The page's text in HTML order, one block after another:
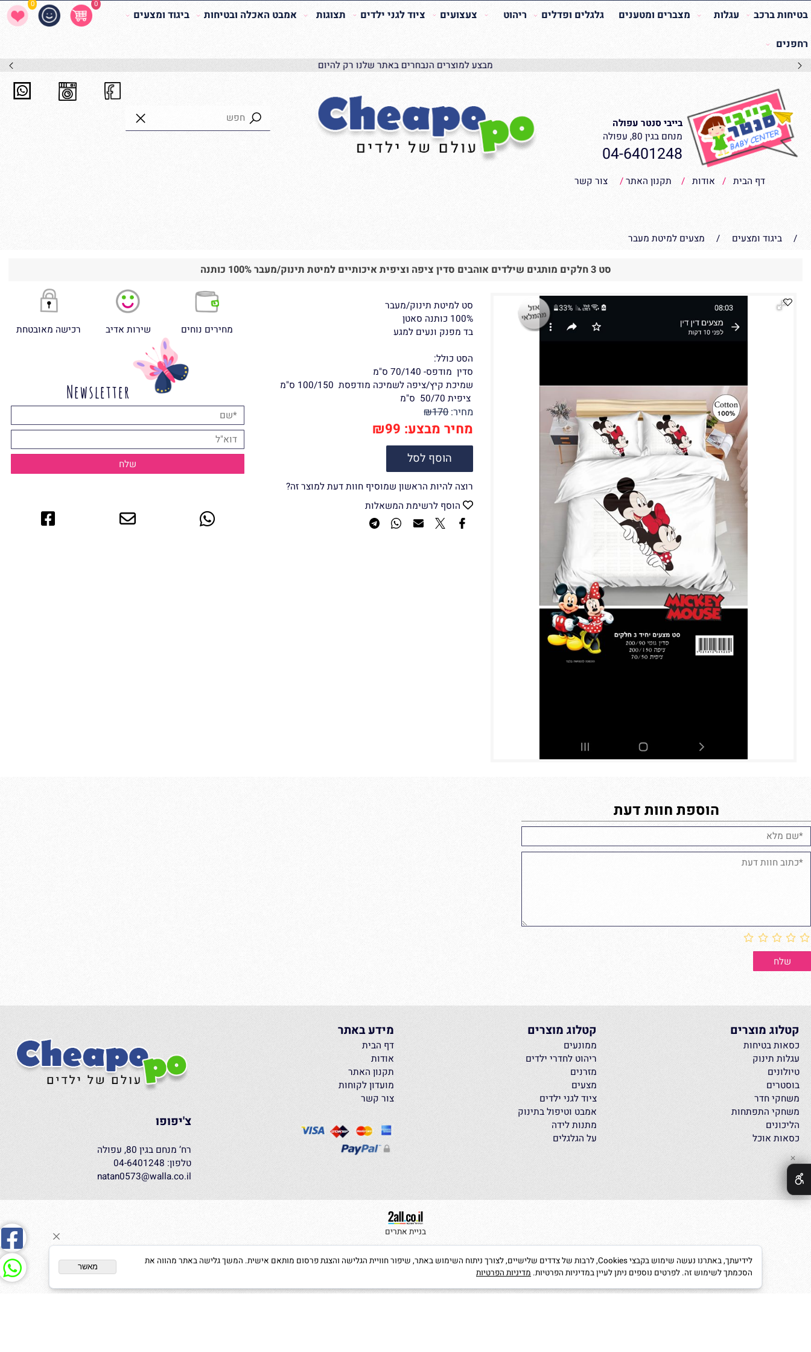
מבצע למוצרים הנבחרים באתר שלנו רק להיום
בייבי סנטר עפולה
מנחם בגין 80, עפולה
04-6401248
דף הבית / אודות / תקנון האתר / צור קשר
0 0
ברכב עגלות מצברים ומטענים גלגלים ופדלים ריהוט צעצועים ציוד לגני ילדים תצוגות אמבט האכלה ובטיחות ביגוד ומצעים
סט למיטת תינוק/מעבר
100% כותנה סאטן
הסט כולל:
סדין מודפס- 70/140 ס"מ
שמיכת קיץ/ציפה לשמיכה מודפסת 100/150 ס"מ
ציפית 50/70 ס"מ
מחיר: ₪170
מחיר מבצע: ₪99
הוסף לסל
רוצה להיות הראשון שמוסיף חוות דעת למוצר זה?
הוסף לרשימת המשאלות
Newsletter
הוספת חוות דעת
מוצרים
בטיחות
תינוק
חדר
התפתחות
אוכל
קטלוג מוצרים
ממונעים
ריהוט לחדרי ילדים
מזרנים
מצעים
ציוד לגני ילדים
מידע באתר
דף הבית
אודות
מועדון לקוחות
צור קשר
צ'יפופו
רח’ מנחם בגין 80, עפולה